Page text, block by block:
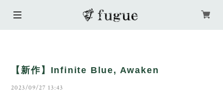
【新作】Infinite Blue, Awaken
2023/09/27 13:43